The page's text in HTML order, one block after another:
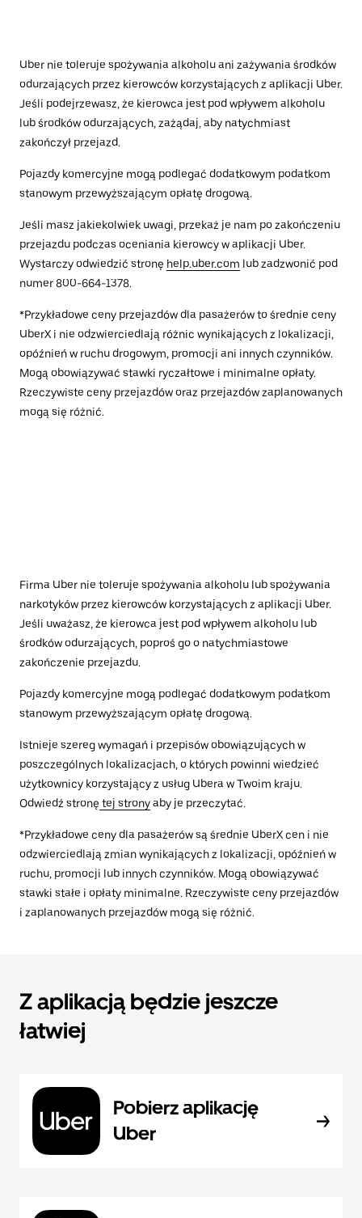
Uber nie toleruje spożywania alkoholu ani zażywania środków
odurzających przez kierowców korzystających z aplikacji Uber.
Jeśli podejrzewasz, że kierowca jest pod wpływem alkoholu
lub środków odurzających, zażądaj, aby natychmiast
zakończył przejazd.
Pojazdy komercyjne mogą podlegać dodatkowym podatkom
stanowym przewyższającym opłatę drogową.
Jeśli masz jakiekolwiek uwagi, przekaż je nam po zakończeniu
przejazdu podczas oceniania kierowcy w aplikacji Uber.
Wystarczy odwiedzić stronę help.uber.com lub zadzwonić pod
numer 800-664-1378.
*Przykładowe ceny przejazdów dla pasażerów to średnie ceny
UberX i nie odzwierciedlają różnic wynikających z lokalizacji,
opóźnień w ruchu drogowym, promocji ani innych czynników.
Mogą obowiązywać stawki ryczałtowe i minimalne opłaty.
Rzeczywiste ceny przejazdów oraz przejazdów zaplanowanych
mogą się różnić.
Firma Uber nie toleruje spożywania alkoholu lub spożywania
narkotyków przez kierowców korzystających z aplikacji Uber.
Jeśli uważasz, że kierowca jest pod wpływem alkoholu lub
środków odurzających, poproś go o natychmiastowe
zakończenie przejazdu.
Pojazdy komercyjne mogą podlegać dodatkowym podatkom
stanowym przewyższającym opłatę drogową.
Istnieje szereg wymagań i przepisów obowiązujących w
poszczególnych lokalizacjach, o których powinni wiedzieć
użytkownicy korzystający z usług Ubera w Twoim kraju.
Odwiedź stronę tej stronyaby je przeczytać.
*Przykładowe ceny dla pasażerów są średnie UberX cen i nie
odzwierciedlają zmian wynikających z lokalizacji, opóźnień w
ruchu, promocji lub innych czynników. Mogą obowiązywać
stawki stałe i opłaty minimalne. Rzeczywiste ceny przejazdów
i zaplanowanych przejazdów mogą się różnić.
Z aplikacją będzie jeszcze
łatwiej
Pobierz aplikację
Uber